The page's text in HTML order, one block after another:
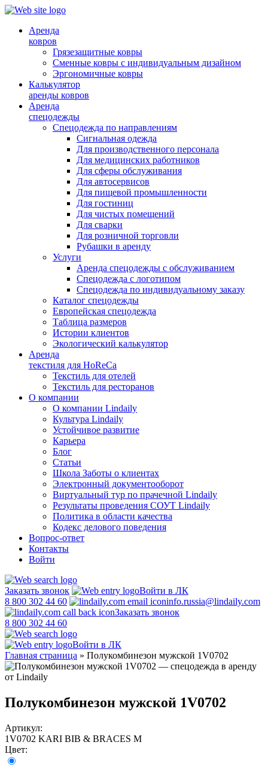
Аренда
ковров
Грязезащитные ковры
Сменные ковры с индивидуальным дизайном
Эргономичные ковры
Калькулятор
аренды ковров
Аренда
спецодежды
Спецодежда по направлениям
Сигнальная одежда
Для производственного персонала
Для медицинских работников
Для сферы обслуживания
Для автосервисов
Для пищевой промышленности
Для гостиниц
Для чистых помещений
Для сварки
Для розничной торговли
Рубашки в аренду
Услуги
Аренда спецодежды с обслуживанием
Спецодежда с логотипом
Спецодежда по индивидуальному заказу
Каталог спецодежды
Европейская спецодежда
Таблица размеров
Истории клиентов
Экологический калькулятор
Аренда
текстиля для HoReCa
Текстиль для отелей
Текстиль для ресторанов
О компании
О компании Lindaily
Культура Lindaily
Устойчивое развитие
Карьера
Блог
Статьи
Школа Заботы о клиентах
Электронный документооборот
Виртуальный тур по прачечной Lindaily
Результаты проведения СОУТ Lindaily
Политика в области качества
Кодекс делового поведения
Вопрос-ответ
Контакты
Войти
Заказать звонок
Войти в ЛК
8 800 302 44 60
info.russia@lindaily.com
Заказать звонок
8 800 302 44 60
Войти в ЛК
Главная страница » Полукомбинезон мужской 1V0702
Полукомбинезон мужской 1V0702
Артикул:
1V0702 KARI BIB & BRACES M
Цвет: